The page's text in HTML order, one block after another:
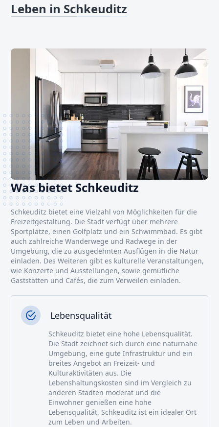
Leben in Schkeuditz
Was bietet Schkeuditz
Schkeuditz bietet eine Vielzahl von Möglichkeiten für die
Freizeitgestaltung. Die Stadt verfügt über mehrere
Sportplätze, einen Golfplatz und ein Schwimmbad. Es gibt
auch zahlreiche Wanderwege und Radwege in der
Umgebung, die zu ausgedehnten Ausflügen in die Natur
einladen. Des Weiteren gibt es kulturelle Veranstaltungen,
wie Konzerte und Ausstellungen, sowie gemütliche
Gaststätten und Cafés, die zum Verweilen einladen.
Lebensqualität
Schkeuditz bietet eine hohe Lebensqualität.
Die Stadt zeichnet sich durch eine naturnahe
Umgebung, eine gute Infrastruktur und ein
breites Angebot an Freizeit- und
Kulturaktivitäten aus. Die
Lebenshaltungskosten sind im Vergleich zu
anderen Städten moderat und die
Einwohner genießen eine hohe
Lebensqualität. Schkeuditz ist ein idealer Ort
zum Leben und Arbeiten.